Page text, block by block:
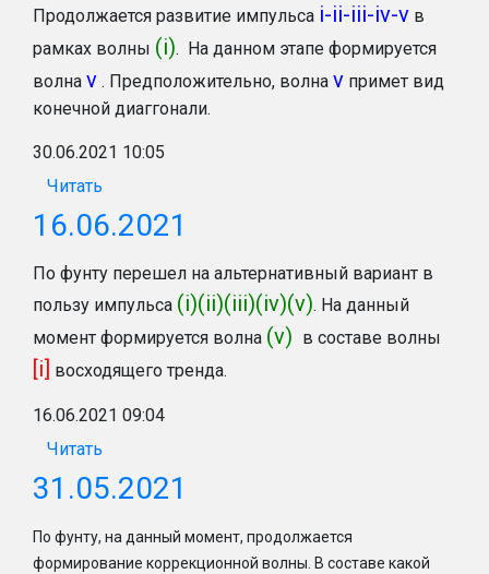
Продолжается развитие импульса i-ii-iii-iv-v в
рамках волны (i). На данном этапе формируется
волна v . Предположительно, волна v примет вид
конечной диаггонали.
30.06.2021 10:05
Читать
16.06.2021
По фунту перешел на альтернативный вариант в
пользу импульса (i)(ii)(iii)(iv)(v). На данный
момент формируется волна (v) в составе волны
[i] восходящего тренда.
16.06.2021 09:04
Читать
31.05.2021
По фунту, на данный момент, продолжается
формирование коррекционной волны. В составе какой